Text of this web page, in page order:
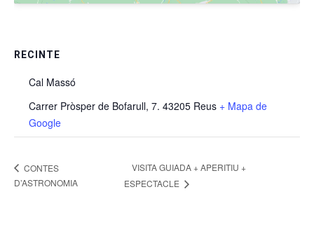
RECINTE
Cal Massó
Carrer Pròsper de Bofarull, 7. 43205 Reus + Mapa de
Google
CONTES
D’ASTRONOMIA
VISITA GUIADA + APERITIU +
ESPECTACLE